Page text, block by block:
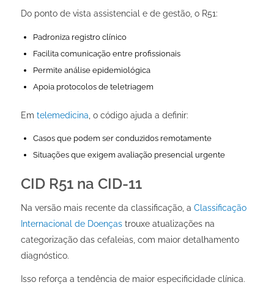
Do ponto de vista assistencial e de gestão, o R51:
Padroniza registro clínico
Facilita comunicação entre profissionais
Permite análise epidemiológica
Apoia protocolos de teletriagem
Em telemedicina , o código ajuda a definir:
Casos que podem ser conduzidos remotamente
Situações que exigem avaliação presencial urgente
CID R51 na CID-11
Na versão mais recente da classificação, a Classificação
Internacional de Doençastrouxe atualizações na
categorização das cefaleias, com maior detalhamento
diagnóstico.
Isso reforça a tendência de maior especificidade clínica.